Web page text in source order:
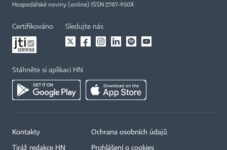
Hospodářské noviny (online) ISSN 2787-950X
Certifikováno Sledujte nás
Stáhněte si aplikaci HN
Kontakty
Tiráž redakce HN
Ochrana osobních údajů
Prohlášení o cookies